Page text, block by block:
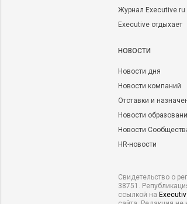
Журнал Executive.ru
Executive отдыхает
НОВОСТИ
Новости дня
Новости компаний
Отставки и
Новости
Новости
HR-новости
Свидетельство о
38751.
ссылкой на